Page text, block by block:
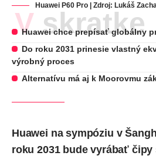
Huawei P60 Pro | Zdroj: Lukáš
V skratke
Huawei chce prepísať globálny
Do roku 2031 prinesie vlastný
výrobný proces
Alternatívu má aj k Moorovmu
Huawei na sympóziu v
roku 2031 bude vyrábať